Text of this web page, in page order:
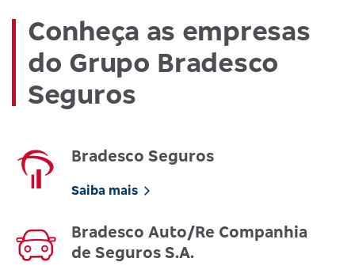
Conheça as empresas
do Grupo Bradesco
Seguros
Bradesco Seguros
Saiba mais
Bradesco Auto/Re Companhia
de Seguros S.A.